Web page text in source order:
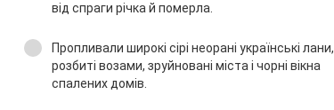
від спраги річка й померла.
Пропливали широкі сірі неорані українські лани,
розбиті возами, зруйновані міста і чорні вікна
спалених домів.